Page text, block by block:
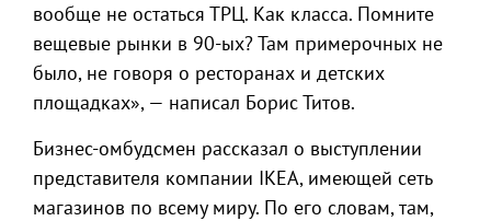
вообще не остаться ТРЦ. Как класса. Помните
вещевые рынки в 90-ых? Там примерочных не
было, не говоря о ресторанах и детских
площадках», — написал Борис Титов.
Бизнес-омбудсмен рассказал о выступлении
представителя компании IKEA, имеющей сеть
магазинов по всему миру. По его словам, там,